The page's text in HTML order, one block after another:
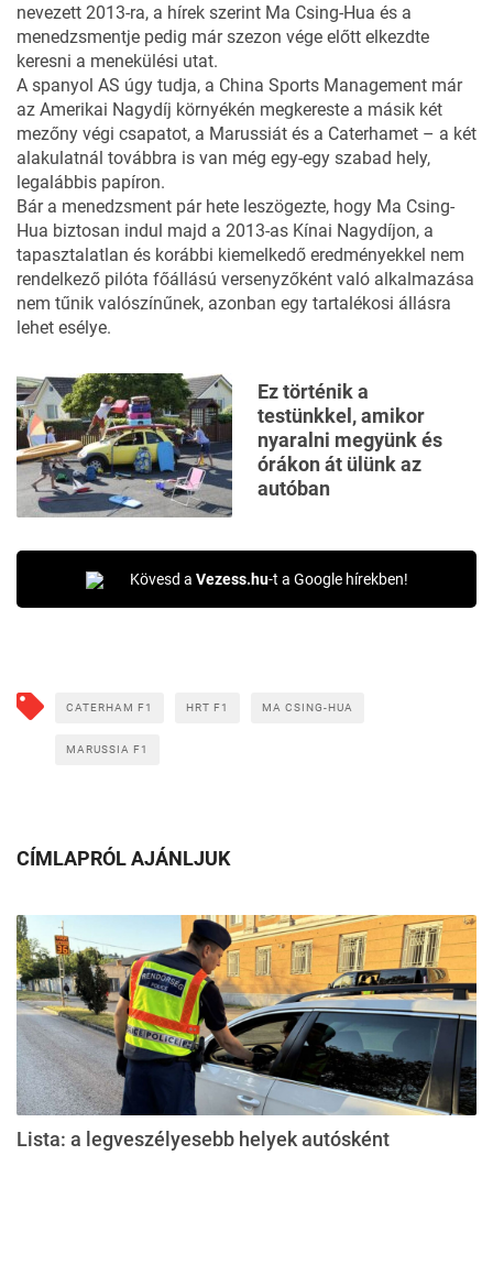
nevezett 2013-ra, a hírek szerint Ma Csing-Hua és a
menedzsmentje pedig már szezon vége előtt elkezdte
keresni a menekülési utat.
A spanyol AS úgy tudja, a China Sports Management már
az Amerikai Nagydíj környékén megkereste a másik két
mezőny végi csapatot, a Marussiát és a Caterhamet – a két
alakulatnál továbbra is van még egy-egy szabad hely,
legalábbis papíron.
Bár a menedzsment pár hete leszögezte, hogy Ma Csing-
Hua biztosan indul majd a 2013-as Kínai Nagydíjon, a
tapasztalatlan és korábbi kiemelkedő eredményekkel nem
rendelkező pilóta főállású versenyzőként való alkalmazása
nem tűnik valószínűnek, azonban egy tartalékosi állásra
lehet esélye.
Ez történik a
testünkkel, amikor
nyaralni megyünk és
órákon át ülünk az
autóban
Kövesd a Vezess.hu-t a Google hírekben!
CATERHAM F1 HRT F1 MA CSING-HUA
MARUSSIA F1
CÍMLAPRÓL AJÁNLJUK
Lista: a legveszélyesebb helyek autósként